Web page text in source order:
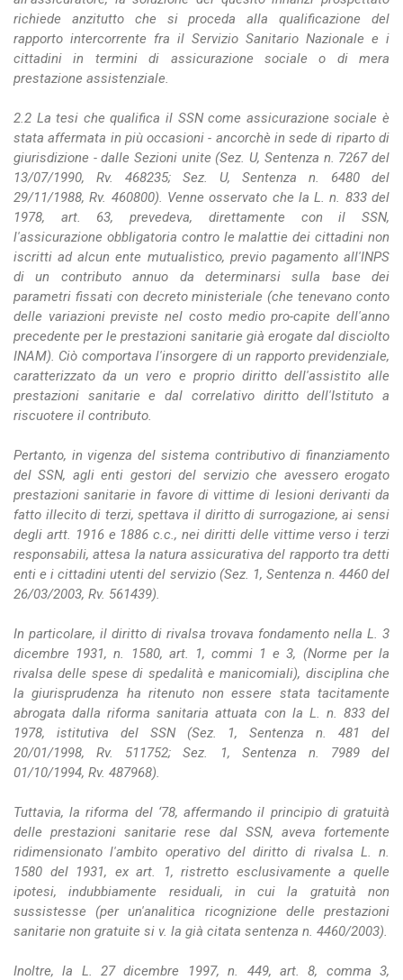
richiede anzitutto che si proceda alla qualificazione del
rapporto intercorrente fra il Servizio Sanitario Nazionale e i
cittadini in termini di assicurazione sociale o di mera
prestazione assistenziale.
2.2 La tesi che qualifica il SSN come assicurazione sociale è
stata affermata in più occasioni - ancorchè in sede di riparto di
giurisdizione - dalle Sezioni unite (Sez. U, Sentenza n. 7267 del
13/07/1990, Rv. 468235; Sez. U, Sentenza n. 6480 del
29/11/1988, Rv. 460800). Venne osservato che la L. n. 833 del
1978, art. 63, prevedeva, direttamente con il SSN,
l'assicurazione obbligatoria contro le malattie dei cittadini non
iscritti ad alcun ente mutualistico, previo pagamento all'INPS
di un contributo annuo da determinarsi sulla base dei
parametri fissati con decreto ministeriale (che tenevano conto
delle variazioni previste nel costo medio pro-capite dell'anno
precedente per le prestazioni sanitarie già erogate dal disciolto
INAM). Ciò comportava l'insorgere di un rapporto previdenziale,
caratterizzato da un vero e proprio diritto dell'assistito alle
prestazioni sanitarie e dal correlativo diritto dell'Istituto a
riscuotere il contributo.
Pertanto, in vigenza del sistema contributivo di finanziamento
del SSN, agli enti gestori del servizio che avessero erogato
prestazioni sanitarie in favore di vittime di lesioni derivanti da
fatto illecito di terzi, spettava il diritto di surrogazione, ai sensi
degli artt. 1916 e 1886 c.c., nei diritti delle vittime verso i terzi
responsabili, attesa la natura assicurativa del rapporto tra detti
enti e i cittadini utenti del servizio (Sez. 1, Sentenza n. 4460 del
26/03/2003, Rv. 561439).
In particolare, il diritto di rivalsa trovava fondamento nella L. 3
dicembre 1931, n. 1580, art. 1, commi 1 e 3, (Norme per la
rivalsa delle spese di spedalità e manicomiali), disciplina che
la giurisprudenza ha ritenuto non essere stata tacitamente
abrogata dalla riforma sanitaria attuata con la L. n. 833 del
1978, istitutiva del SSN (Sez. 1, Sentenza n. 481 del
20/01/1998, Rv. 511752; Sez. 1, Sentenza n. 7989 del
01/10/1994, Rv. 487968).
Tuttavia, la riforma del ‘78, affermando il principio di gratuità
delle prestazioni sanitarie rese dal SSN, aveva fortemente
ridimensionato l'ambito operativo del diritto di rivalsa L. n.
1580 del 1931, ex art. 1, ristretto esclusivamente a quelle
ipotesi, indubbiamente residuali, in cui la gratuità non
sussistesse (per un'analitica ricognizione delle prestazioni
sanitarie non gratuite si v. la già citata sentenza n. 4460/2003).
Inoltre, la L. 27 dicembre 1997, n. 449, art. 8, comma 3,